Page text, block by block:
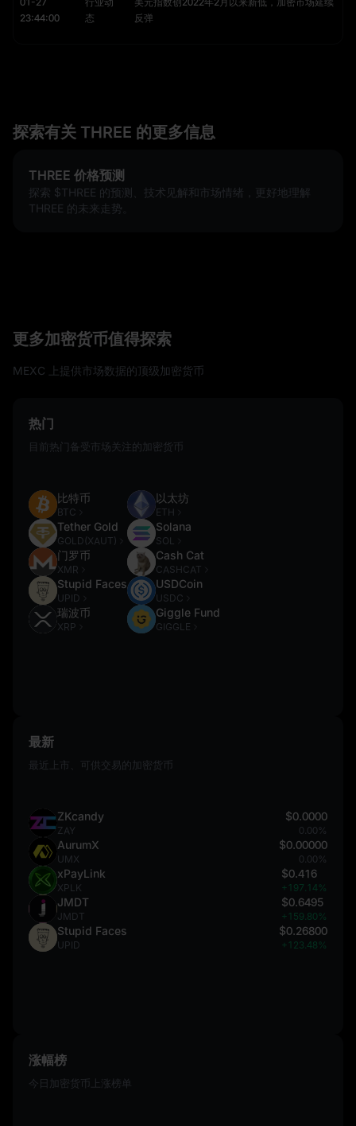
23:44:00
态
反弹
探索有关 THREE 的更多信息
THREE 价格预测
探索 $THREE 的预测、技术见解和市场情绪，更好地理解
THREE 的未来走势。
更多加密货币值得探索
MEXC 上提供市场数据的顶级加密货币
热门
目前热门备受市场关注的加密货币
比特币
BTC
Tether Gold
GOLD(XAUT)
门罗币
XMR
Stupid Faces
UPID
瑞波币
XRP
以太坊
ETH
Solana
SOL
Cash Cat
CASHCAT
USDCoin
USDC
Giggle Fund
GIGGLE
最新
最近上市、可供交易的加密货币
ZKcandy
ZAY
$0.0000
0.00%
AurumX
UMX
$0.00000
0.00%
xPayLink
XPLK
$0.416
+197.14%
JMDT
JMDT
$0.6495
+159.80%
Stupid Faces
UPID
$0.26800
+123.48%
涨幅榜
今日加密货币上涨榜单